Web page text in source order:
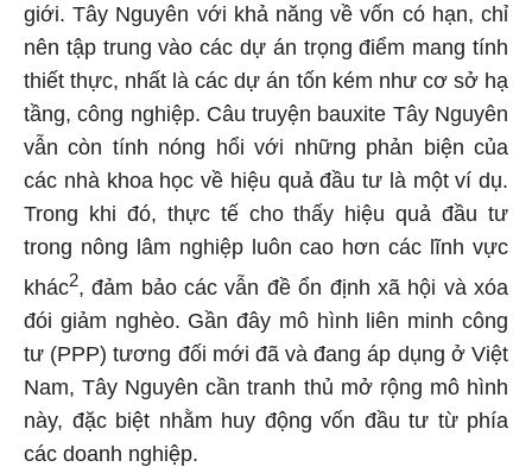
giới. Tây Nguyên với khả năng về vốn có hạn, chỉ
nên tập trung vào các dự án trọng điểm mang tính
thiết thực, nhất là các dự án tốn kém như cơ sở hạ
tầng, công nghiệp. Câu truyện bauxite Tây Nguyên
vẫn còn tính nóng hổi với những phản biện của
các nhà khoa học về hiệu quả đầu tư là một ví dụ.
Trong khi đó, thực tế cho thấy hiệu quả đầu tư
trong nông lâm nghiệp luôn cao hơn các lĩnh vực
khác2, đảm bảo các vẫn đề ổn định xã hội và xóa
đói giảm nghèo. Gần đây mô hình liên minh công
tư (PPP) tương đối mới đã và đang áp dụng ở Việt
Nam, Tây Nguyên cần tranh thủ mở rộng mô hình
này, đặc biệt nhằm huy động vốn đầu tư từ phía
các doanh nghiệp.